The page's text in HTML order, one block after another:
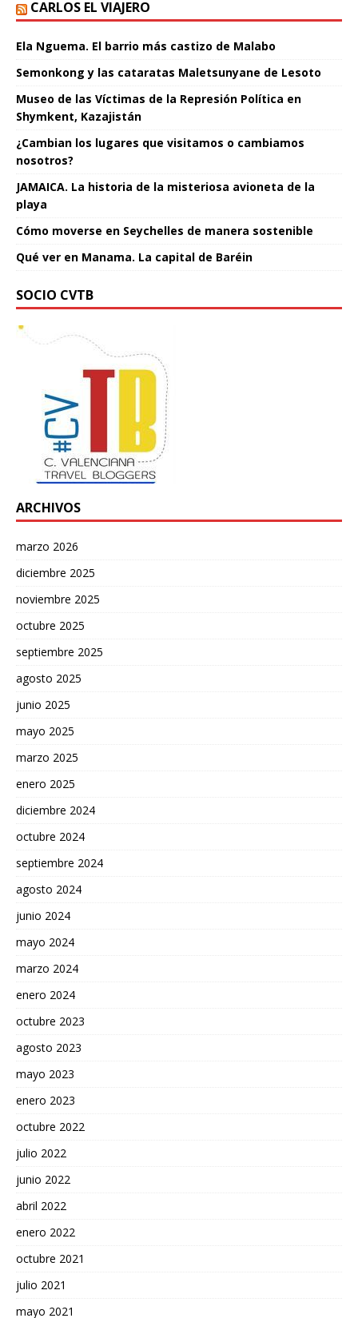
CARLOS EL VIAJERO
Ela Nguema. El barrio más castizo de Malabo
Semonkong y las cataratas Maletsunyane de Lesoto
Museo de las Víctimas de la Represión Política en
Shymkent, Kazajistán
¿Cambian los lugares que visitamos o cambiamos
nosotros?
JAMAICA. La historia de la misteriosa avioneta de la
playa
Cómo moverse en Seychelles de manera sostenible
Qué ver en Manama. La capital de Baréin
SOCIO CVTB
ARCHIVOS
marzo 2026
diciembre 2025
noviembre 2025
octubre 2025
septiembre 2025
agosto 2025
junio 2025
mayo 2025
marzo 2025
enero 2025
diciembre 2024
octubre 2024
septiembre 2024
agosto 2024
junio 2024
mayo 2024
marzo 2024
enero 2024
octubre 2023
agosto 2023
mayo 2023
enero 2023
octubre 2022
julio 2022
junio 2022
abril 2022
enero 2022
octubre 2021
julio 2021
mayo 2021